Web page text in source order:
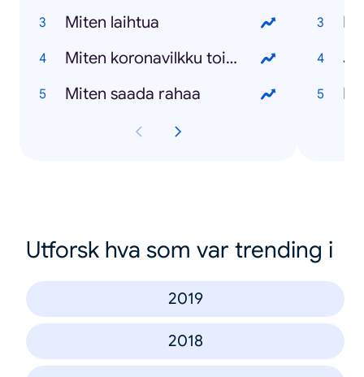
Miten laihtua
Miten koronavilkku toimii
Miten saada rahaa
Utforsk hva som var trending i
2019
2018